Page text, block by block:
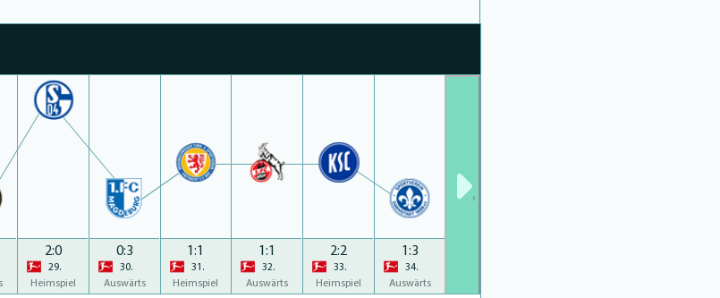
2:0
29.
Heimspiel
0:3
30.
Auswärts
1:1
31.
Heimspiel
1:1
32.
Auswärts
2:2
33.
Heimspiel
1:3
34.
Auswärts
›